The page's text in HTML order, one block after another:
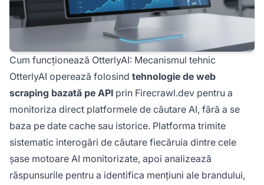
Cum funcționează OtterlyAI: Mecanismul tehnic
OtterlyAI operează folosind tehnologie de web
scraping bazată pe API prin Firecrawl.dev pentru a
monitoriza direct platformele de căutare AI, fără a se
baza pe date cache sau istorice. Platforma trimite
sistematic interogări de căutare fiecăruia dintre cele
șase motoare AI monitorizate, apoi analizează
răspunsurile pentru a identifica mențiuni ale brandului,